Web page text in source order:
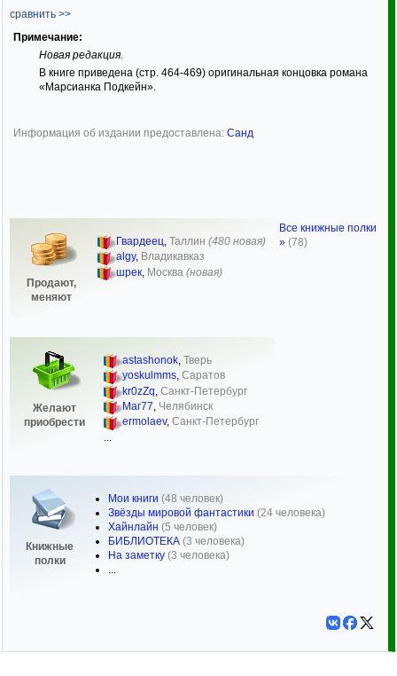
сравнить >>
Примечание:
Новая редакция.
В книге приведена (стр. 464-469) оригинальная концовка романа
«Марсианка Подкейн».
Информация об издании предоставлена: Санд
Продают,
меняют
Гвардеец, Таллин (480 новая)
algy, Владикавказ
шрек Москва (новая)
Желают
приобрести
astashonok, Тверь
yoskulmms, Саратов
kr0zZq Санкт-Петербург
Маг77, Челябинск
ermolaev, Санкт-Петербург
Книжные
полки
Мои книги (48 человек)
Звёзды мировой фантастики (24 человека)
Хайнлайн (5 человек)
БИБЛИОТЕКА (3 человека)
На заметку (3 человека)
...
Все книжные полки
» (78)